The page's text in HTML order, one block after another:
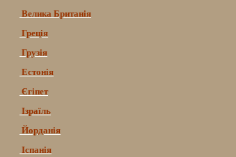
Велика Британія
Греція
Грузія
Естонія
Єгіпет
Ізраїль
Йорданія
Іспанія